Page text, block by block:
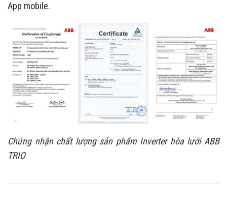
App mobile.
Chứng nhận chất lượng sản phẩm Inverter hòa lưới ABB
TRIO